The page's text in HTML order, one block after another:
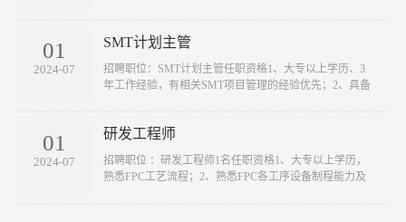
01
2024-07
SMT计划主管
​招聘职位：SMT计划主管任职资格1、大专以上学历、3
年工作经验，有相关SMT项目管理的经验优先；2、具备
01
2024-07
研发工程师
​招聘职位 ：研发工程师1名任职资格1、大专以上学历，
熟悉FPC工艺流程；2、熟悉FPC各工序设备制程能力及